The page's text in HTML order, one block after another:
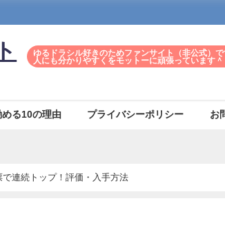
ゆるドラシル好きのためファンサイト（非公式）
人にも分かりやすくをモットーに頑張っています＾
る10の理由 プライバシーポリシー お
で連続トップ！評価・入手方法